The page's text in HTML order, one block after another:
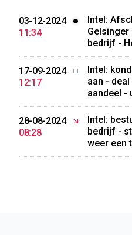
03-12-2024
11:34
Intel:
Gelsinger
bedrijf -
17-09-2024
12:17
Intel:
aan -
aandeel -
28-08-2024
08:28
Intel:
bedrijf -
weer een